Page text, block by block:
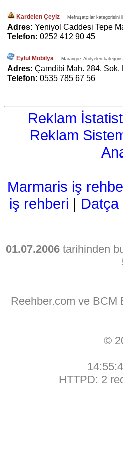
Kardelen Çeyiz Mefruşatçılar kategorisini
Adres: Yeniyol Caddesi Tepe
Telefon: 0252 412 90 45
Eylül Mobilya Marangoz Atölyeleri
Adres: Çamdibi Mah. 284. Sok.
Telefon: 0535 785 67 56
Reklam
Reklam
Marmaris iş
iş rehberi |
01.07.2006 tarihinden
Reehber.com ve BCM
©
HTTPD: 2